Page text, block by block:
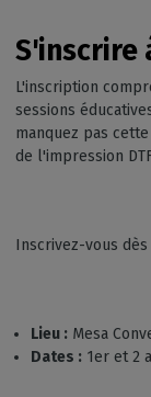
S'inscrire
L'inscription
sessions
manquez pas
de l'impression
Inscrivez-vous dès
Lieu : Mesa
Dates : 1er et 2